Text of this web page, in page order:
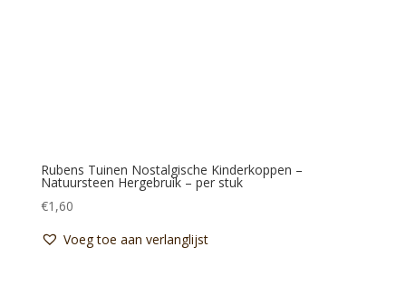
Rubens Tuinen Nostalgische Kinderkoppen –
Natuursteen Hergebruik – per stuk
€1,60
Voeg toe aan verlanglijst